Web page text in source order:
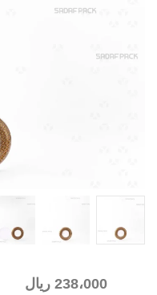
238،000 ریال